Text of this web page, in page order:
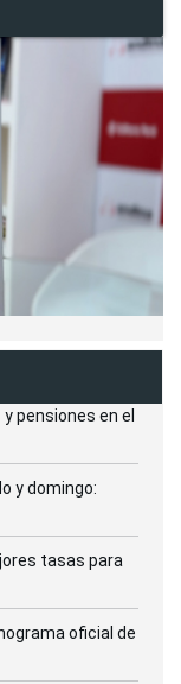
pensiones en el
y domingo:
tasas para
oficial de